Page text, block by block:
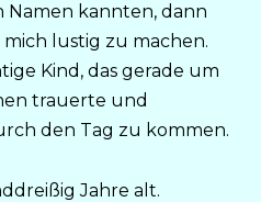
Namen kannten, dann
lustig zu machen.
Kind, das gerade um
trauerte und
den Tag zu kommen.
Jahre alt.